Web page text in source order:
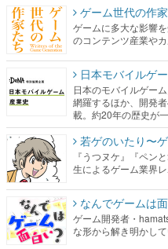
ゲーム世代の作
ゲームに多大な影響
のコンテンツ産業や
日本モバイルゲ
日本のモバイルゲー
網羅するほか、開発
載。約20年の歴史が
若ゲのいたり〜
『うつヌケ』『ペン
生によるゲーム業界レ
なんでゲームは
ゲーム開発者・
な形から解き明かし